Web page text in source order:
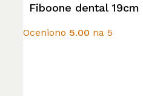
Opcje
Fiboone dental 19cm
Oceniono 5.00 na 5